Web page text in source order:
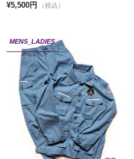
¥5,500円 （税込）
MENS_LADIES